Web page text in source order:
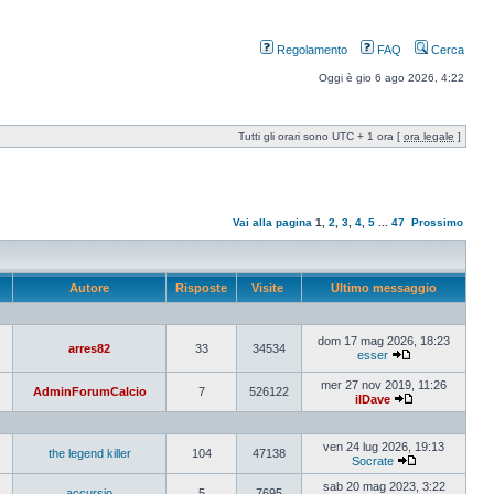
Regolamento FAQ Cerca
Oggi è gio 6 ago 2026, 4:22
Tutti gli orari sono UTC + 1 ora [ ora legale ]
Vai alla pagina 1 2 3 4 5 47 Prossimo
Autore Risposte Visite Ultimo messaggio
arres82 33 34534
dom 17 mag 2026, 18:23
esser
AdminForumCalcio 7 526122
mer 27 nov 2019, 11:26
ilDave
the legend killer 104 47138
ven 24 lug 2026, 19:13
Socrate
sab 20 mag 2023, 3:22